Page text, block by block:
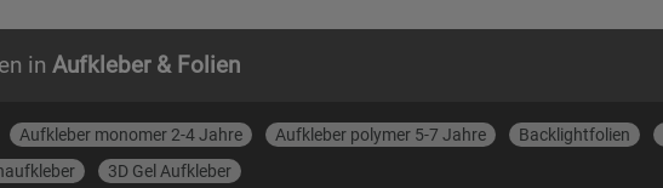
in Aufkleber & Folien
Aufkleber monomer 2-4 Jahre Aufkleber polymer 5-7 Jahre Backlightfolien
3D Gel Aufkleber